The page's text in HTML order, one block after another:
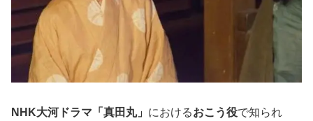
NHK大河ドラマ「真田丸」 におけるおこう役で知られ